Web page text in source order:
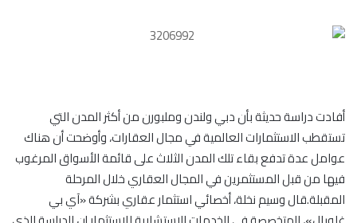
أفادت دراسة حديثة بأن دبي ولندن وملبورن من أكثر المدن التي
تستقطب الاستثمارات العالمية في مجال العقارات، وأوضحت أن هناك
عوامل عدة تدفع بقاء تلك المدن الثلاث على قائمة الأسواق المرغوب
فيها من قبل المستثمرين في المجال العقاري خلال المرحلة
المقبلة.قال وسيم نخلة، أخصائي استثمار عقاري بشركة «آي بي